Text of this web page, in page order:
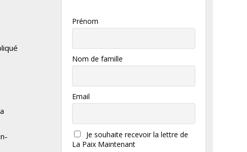
Prénom
Nom de famille
Email
Je souhaite recevoir la lettre de
La Paix Maintenant